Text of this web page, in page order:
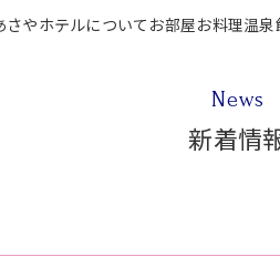
さやホテルについてお部屋お料理温泉
News
新着情